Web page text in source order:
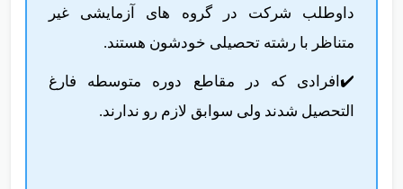
داوطلب شرکت در گروه های آزمایشی غیر
متناظر با رشته تحصیلی خودشون هستند.
✔️افرادی که در مقاطع دوره متوسطه فارغ
التحصیل شدند ولی سوابق لازم رو ندارند.